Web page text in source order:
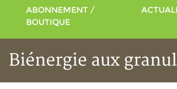
ABONNEMENT /
BOUTIQUE
Biénergie aux